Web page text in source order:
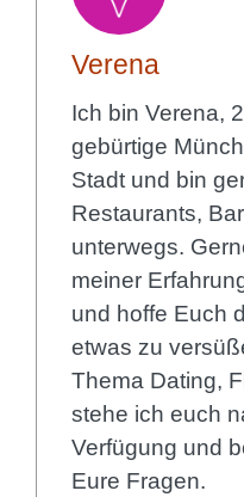
Verena
Ich bin Verena,
gebürtige
Stadt und bin
Restaurants,
unterwegs.
meiner
und hoffe Euch
etwas zu
Thema Dating,
stehe ich euch
Verfügung und
Eure Fragen.